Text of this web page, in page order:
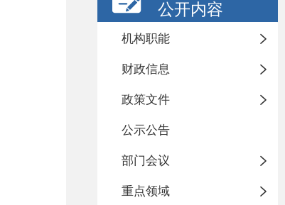
公开内容
机构职能
财政信息
政策文件
公示公告
部门会议
重点领域